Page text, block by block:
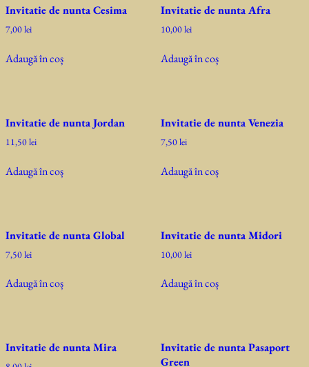
Invitatie de nunta Cesima
7,00lei
Adaugă în coș
Invitatie de nunta Afra
10,00lei
Adaugă în coș
Invitatie de nunta Jordan
11,50lei
Adaugă în coș
Invitatie de nunta Venezia
7,50lei
Adaugă în coș
Invitatie de nunta Global
7,50lei
Adaugă în coș
Invitatie de nunta Midori
10,00lei
Adaugă în coș
Invitatie de nunta Mira
Invitatie de nunta Pasaport
Green